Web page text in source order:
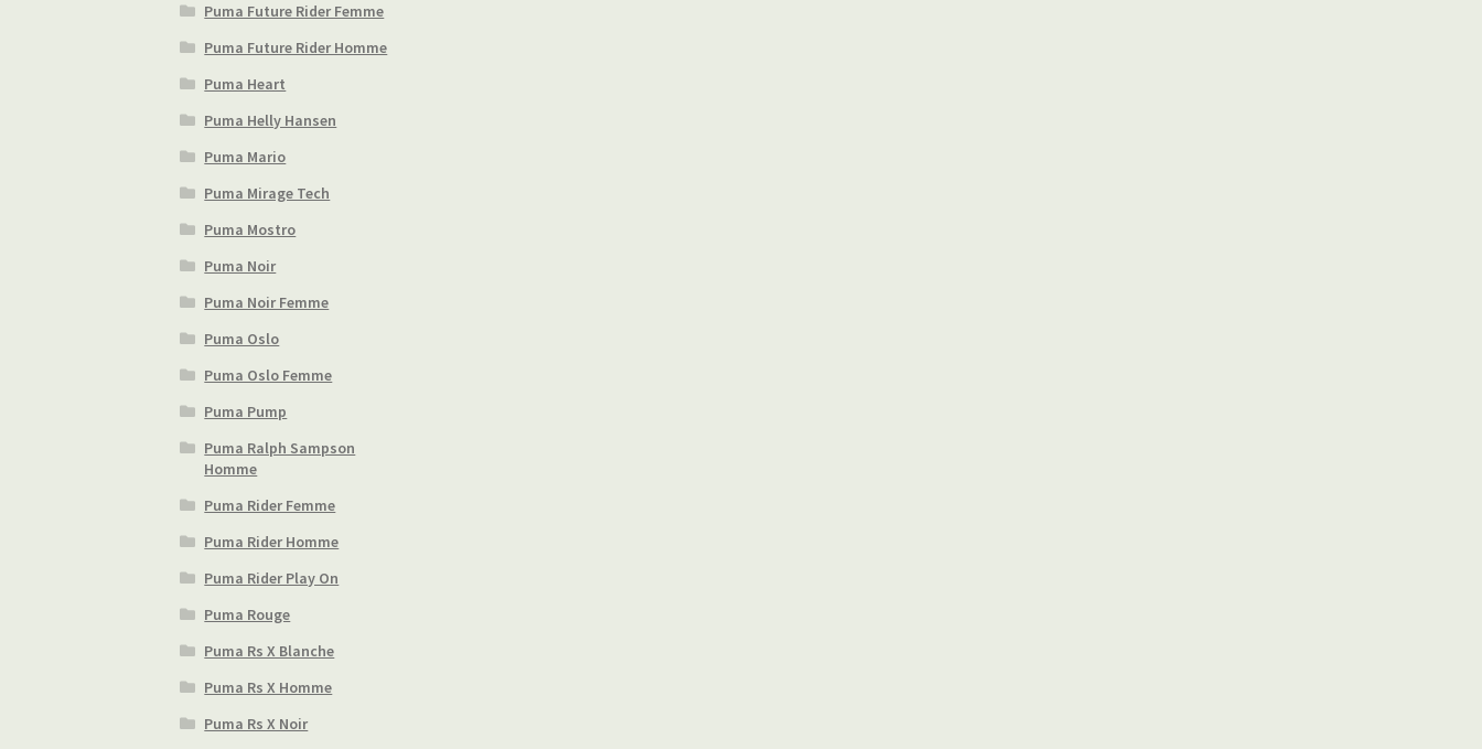
Puma Future Rider Femme
Puma Future Rider Homme
Puma Heart
Puma Helly Hansen
Puma Mario
Puma Mirage Tech
Puma Mostro
Puma Noir
Puma Noir Femme
Puma Oslo
Puma Oslo Femme
Puma Pump
Puma Ralph Sampson
Homme
Puma Rider Femme
Puma Rider Homme
Puma Rider Play On
Puma Rouge
Puma Rs X Blanche
Puma Rs X Homme
Puma Rs X Noir